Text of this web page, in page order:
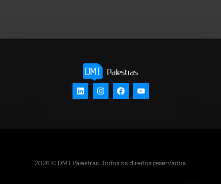
2026 © DMT Palestras. Todos os direitos reservados.